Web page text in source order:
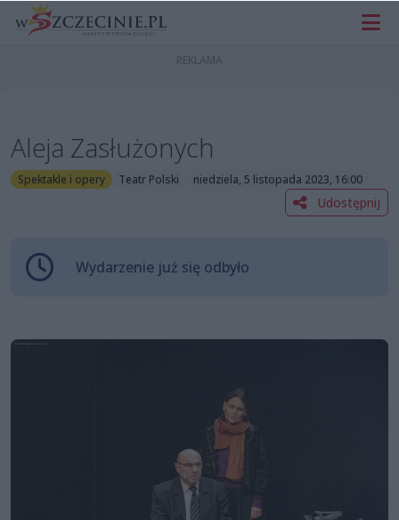
Aleja Zasłużonych
Spektakle i opery Teatr Polski niedziela, 5 listopada 2023, 16:00
Udostępnij
Wydarzenie już się odbyło